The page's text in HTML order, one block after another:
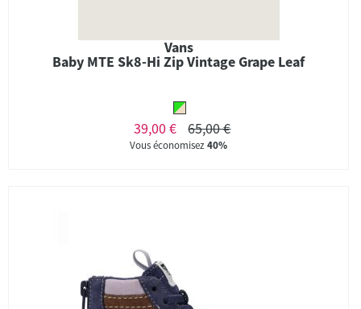
Vans
Baby MTE Sk8-Hi Zip Vintage Grape Leaf
39,00 € 65,00 €
Vous économisez40%